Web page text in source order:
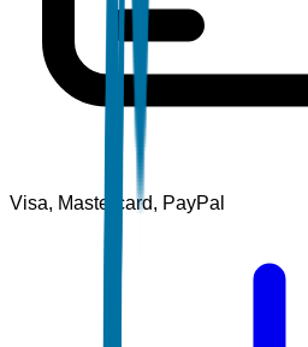
Visa, Mastercard, PayPal